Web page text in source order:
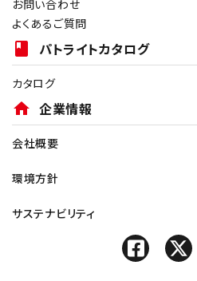
お問い合わせ
よくあるご質問
book パトライトカタログ
カタログ
home 企業情報
会社概要
環境方針
サステナビリティ